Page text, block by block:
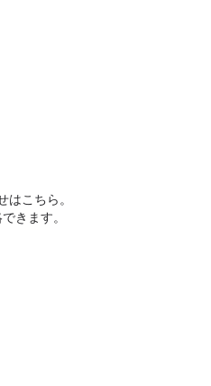
こちら。
きます。